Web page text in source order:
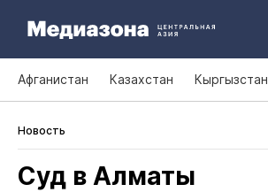
Афганистан Казахстан Кыргызстан
Новость
Суд в Алматы